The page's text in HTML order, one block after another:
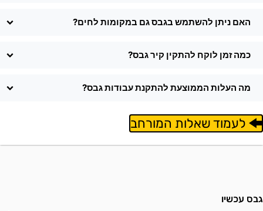
האם ניתן להשתמש בגבס גם במקומות לחים?
כמה זמן לוקח להתקין קיר גבס?
מה העלות הממוצעת להתקנת עבודות גבס?
לעמוד שאלות המורחב
עכשיו